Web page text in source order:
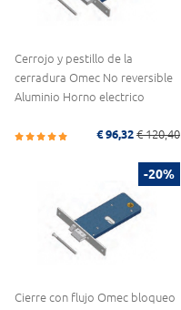
Cerrojo y pestillo de la
cerradura Omec No reversible
Aluminio Horno electrico
€ 96,32 € 120,40
-20%
Cierre con flujo Omec bloqueo